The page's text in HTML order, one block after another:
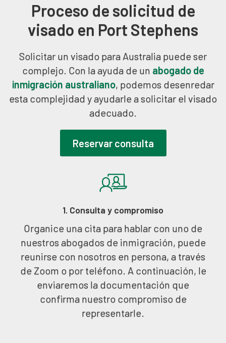
Proceso de solicitud de
visado en Port Stephens
Solicitar un visado para Australia puede ser
complejo. Con la ayuda de un abogado de
inmigración australiano, podemos desenredar
esta complejidad y ayudarle a solicitar el visado
adecuado.
1. Consulta y compromiso
Organice una cita para hablar con uno de
nuestros abogados de inmigración, puede
reunirse con nosotros en persona, a través
de Zoom o por teléfono. A continuación, le
enviaremos la documentación que
confirma nuestro compromiso de
representarle.
Reservar consulta